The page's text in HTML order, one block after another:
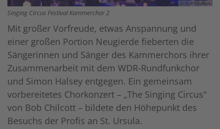
© Th. Gottschalk
Singing Circus Festival Kammerchor 2
Mit großer Vorfreude, etwas Anspannung und
einer großen Portion Neugierde fieberten die
Sängerinnen und Sänger des Kammerchors ihrer
Zusammenarbeit mit dem WDR-Rundfunkchor
und Simon Halsey entgegen. Ein gemeinsam
vorbereitetes Chorkonzert – „The Singing Circus"
von Bob Chilcott – bildete den Höhepunkt des
Besuchs der Profis an St. Ursula.